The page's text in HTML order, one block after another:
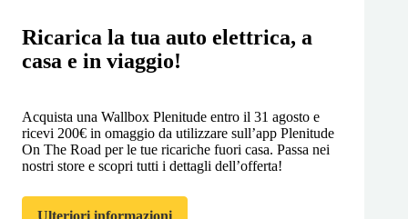
Ricarica la tua auto elettrica, a
casa e in viaggio!
Acquista una Wallbox Plenitude entro il 31 agosto e
ricevi 200€ in omaggio da utilizzare sull’app Plenitude
On The Road per le tue ricariche fuori casa. Passa nei
nostri store e scopri tutti i dettagli dell’offerta!